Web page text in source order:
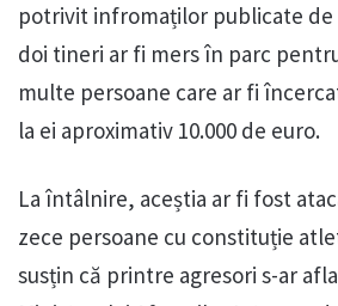
potrivit infromaților publicate de
doi tineri ar fi mers în parc
multe persoane care ar fi
la ei aproximativ 10.000 de euro.
La întâlnire, aceștia ar fi fost
zece persoane cu constituție
susțin că printre agresori s-ar